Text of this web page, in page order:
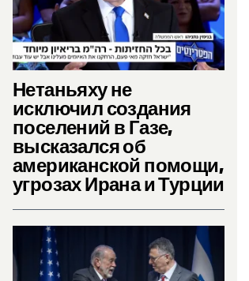
Нетаньяху не
исключил создания
поселений в Газе,
высказался об
американской помощи,
угрозах Ирана и Турции